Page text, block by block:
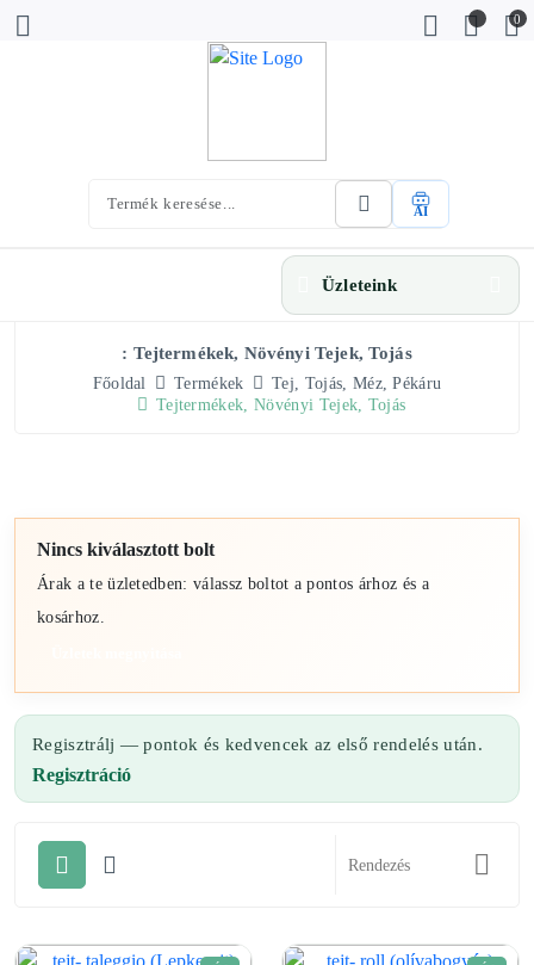
0
AI
Üzleteink
: Tejtermékek, Növényi Tejek, Tojás
Főoldal Termékek
Tej, Tojás, Méz, Pékáru
Tejtermékek, Növényi Tejek, Tojás
Nincs kiválasztott bolt
Árak a te üzletedben: válassz boltot a pontos árhoz és a
kosárhoz.
Regisztrálj — pontok és kedvencek az első rendelés után.
Regisztráció